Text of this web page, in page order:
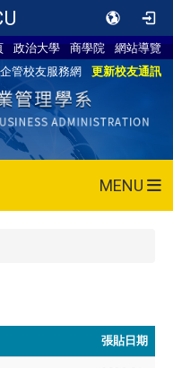
政治大學 商學院
網站導覽
企管校友服務網
更新校友通訊
MENU
張貼日期